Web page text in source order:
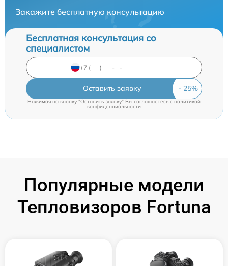
Закажите бесплатную консультацию
Бесплатная консультация со
специалистом
Оставить заявку
Нажимая на кнопку "Оставить заявку" Вы соглашаетесь c политикой
конфиденциальности
Популярные модели
Тепловизоров Fortuna